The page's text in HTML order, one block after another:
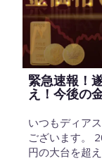
緊急速報！
え！今後の
いつもディア
ございます。
円の大台を超